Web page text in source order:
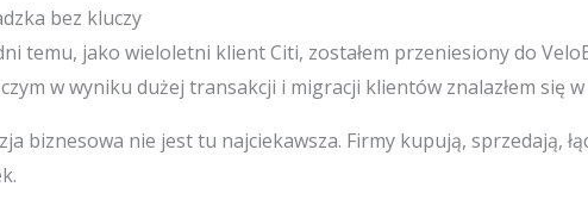
bez kluczy
temu, jako wieloletni klient Citi, zostałem przeniesiony do
w wyniku dużej transakcji i migracji klientów znalazłem się
biznesowa nie jest tu najciekawsza. Firmy kupują, sprzedają,